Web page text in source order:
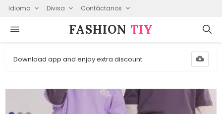
Idioma Divisa Contáctanos
FASHION⁠ TIY
Download app and enjoy extra discount